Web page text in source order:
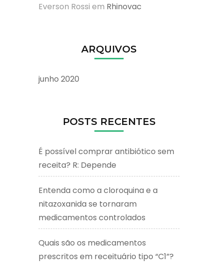
Everson Rossi em Rhinovac
ARQUIVOS
junho 2020
POSTS RECENTES
É possível comprar antibiótico sem
receita? R: Depende
Entenda como a cloroquina e a
nitazoxanida se tornaram
medicamentos controlados
Quais são os medicamentos
prescritos em receituário tipo “C1”?